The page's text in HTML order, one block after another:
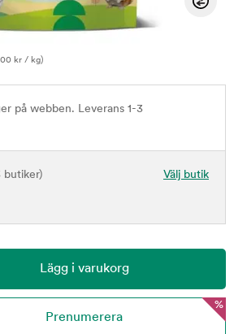
kr / kg)
på webben. Leverans 1-3
Välj butik
%